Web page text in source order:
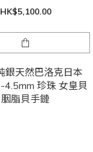
HK$5,100.00